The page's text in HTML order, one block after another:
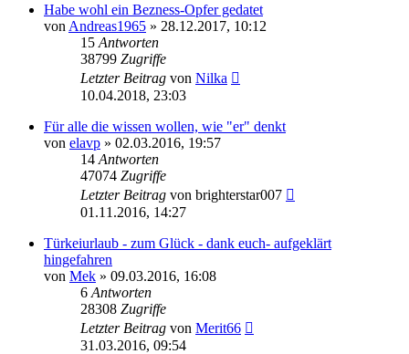
Habe wohl ein Bezness-Opfer gedatet
von Andreas1965 » 28.12.2017, 10:12
15 Antworten
38799 Zugriffe
Letzter Beitrag von Nilka
10.04.2018, 23:03
Für alle die wissen wollen, wie "er" denkt
von elavp » 02.03.2016, 19:57
14 Antworten
47074 Zugriffe
Letzter Beitrag von brighterstar007
01.11.2016, 14:27
Türkeiurlaub - zum Glück - dank euch- aufgeklärt
hingefahren
von Mek » 09.03.2016, 16:08
6 Antworten
28308 Zugriffe
Letzter Beitrag von Merit66
31.03.2016, 09:54